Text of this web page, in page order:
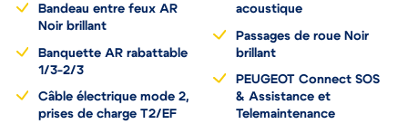
Bandeau entre feux AR
Noir brillant
Banquette AR rabattable
1/3-2/3
Câble électrique mode 2,
prises de charge T2/EF
acoustique
Passages de roue Noir
brillant
PEUGEOT Connect SOS
& Assistance et
Telemaintenance